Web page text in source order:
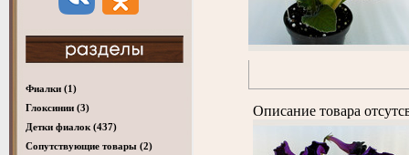
Фиалки (1)
Глоксинии (3)
Детки фиалок (437)
Cопутствующие товары (2)
Описание товара